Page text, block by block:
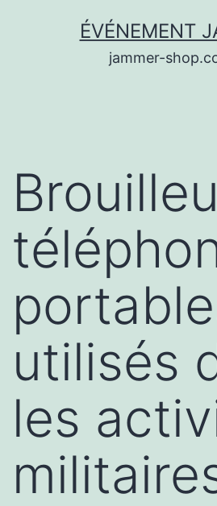
ÉVÉNEMENT
jammer-
utilisés
les